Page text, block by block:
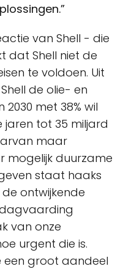
van Shell - die
dat Shell niet de
te voldoen. Uit
de olie- en
met 38% wil
jaren tot 35 miljard
maar
mogelijk duurzame
staat haaks
ontwijkende
van onze
urgent die is.
een groot aandeel